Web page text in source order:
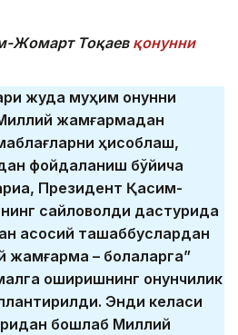
Жомарт Тоқаев қонунни
жуда муҳим қонунни
жамғармадан
ҳисоблаш,
фойдаланиш бўйича
Президент Қасим-
сайловолди дастурида
асосий ташаббуслардан
жамғарма – болаларга”
оширишнинг қонунчилик
Энди келаси
бошлаб Миллий